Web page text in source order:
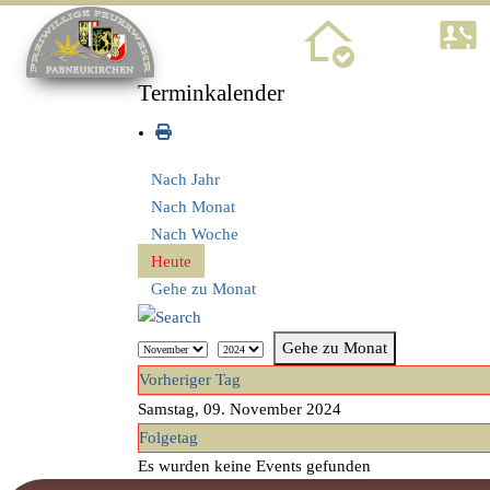
Terminkalender
Nach Jahr
Nach Monat
Nach Woche
Heute
Gehe zu Monat
Gehe zu Monat
Vorheriger Tag
Samstag, 09. November 2024
Folgetag
Es wurden keine Events gefunden